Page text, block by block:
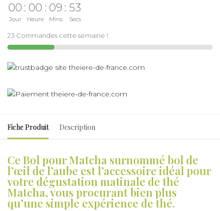
00
Jour
: 00
Heure
: 09
Mins
: 52
Secs
23 Commandes cette semaine !
Fiche Produit Description
Ce Bol pour Matcha surnommé bol de
l’œil de l’aube est l’accessoire idéal pour
votre dégustation matinale de thé
Matcha, vous procurant bien plus
qu’une simple expérience de thé.